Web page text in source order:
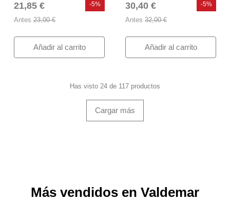
21,85 €
Antes 23,00 €
-5%
Añadir al carrito
30,40 €
Antes 32,00 €
-5%
Añadir al carrito
Has visto 24 de 117 productos
Cargar más
Más vendidos en Valdemar